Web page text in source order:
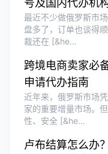
号及国内代办机
最近不少做俄罗斯市
盘多了，订单也谈得
裁还在 [&he…
跨境电商卖家必
申请代办指南
近年来，俄罗斯市场
家的重要增量市场。
性、安全 [&he…
卢布结算怎么办